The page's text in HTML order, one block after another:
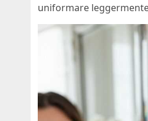
uniformare